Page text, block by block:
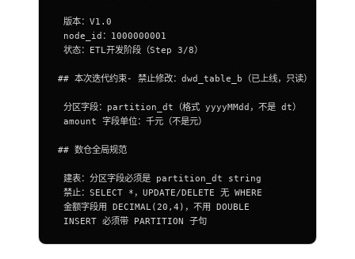
版本： V1 . 0
node_id： 1000000001
状态：ETL开发阶段（Step 3/8）
## 本次迭代约束- 禁止修改：dwd_table_b（已上线，只读）
分区字段：partition_dt（格式 yyyyMMdd，不是 dt）
amount 字段单位：千元（不是元）
## 数仓全局规范
建表：分区字段必须是 partition_dt string
禁止： SELECT * ， UPDATE/DELETE 无 WHERE
金额字段用 DECIMAL(20 , 4 )，不用 DOUBLE
INSERT 必须带 PARTITION 子句